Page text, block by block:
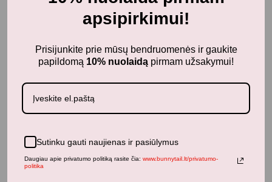
Panašūs produktai
apsipirkimui!
Prisijunkite prie mūsų bendruomenės ir gaukite
papildomą 10% nuolaidą pirmam užsakymui!
Sutinku gauti naujienas ir pasiūlymus
Daugiau apie privatumo politiką rasite čia: www.bunnytail.lt/privatumo-
politika